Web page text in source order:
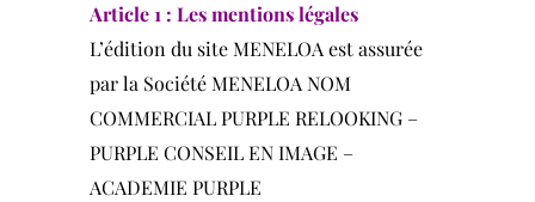
Article 1 : Les mentions légales
L’édition du site MENELOA est assurée
par la Société MENELOA NOM
COMMERCIAL PURPLE RELOOKING –
PURPLE CONSEIL EN IMAGE –
ACADEMIE PURPLE